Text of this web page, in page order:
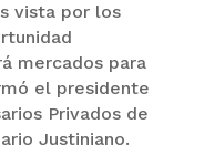
vista por los
mercados para
el presidente
Privados de
Justiniano.